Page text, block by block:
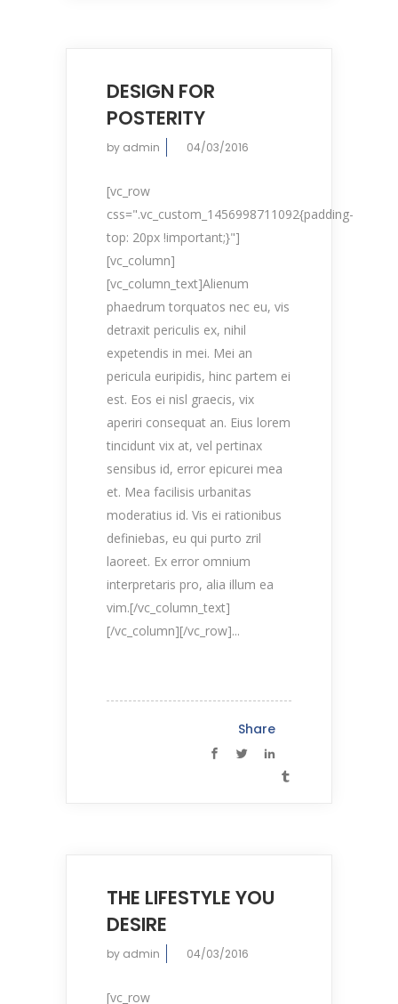
DESIGN FOR
POSTERITY
by admin 04/03/2016
[vc_row
css=".vc_custom_1456998711092{padding-
top: 20px !important;}"]
[vc_column]
[vc_column_text]Alienum
phaedrum torquatos nec eu, vis
detraxit periculis ex, nihil
expetendis in mei. Mei an
pericula euripidis, hinc partem ei
est. Eos ei nisl graecis, vix
aperiri consequat an. Eius lorem
tincidunt vix at, vel pertinax
sensibus id, error epicurei mea
et. Mea facilisis urbanitas
moderatius id. Vis ei rationibus
definiebas, eu qui purto zril
laoreet. Ex error omnium
interpretaris pro, alia illum ea
vim.[/vc_column_text]
[/vc_column][/vc_row]...
Share
THE LIFESTYLE YOU
DESIRE
by admin 04/03/2016
[vc_row